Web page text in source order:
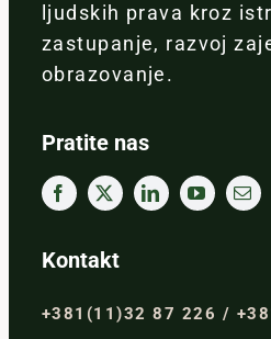
ljudskih prava kroz
zastupanje, razvoj
obrazovanje.
Pratite nas
Kontakt
+381(11)32 87 226 /